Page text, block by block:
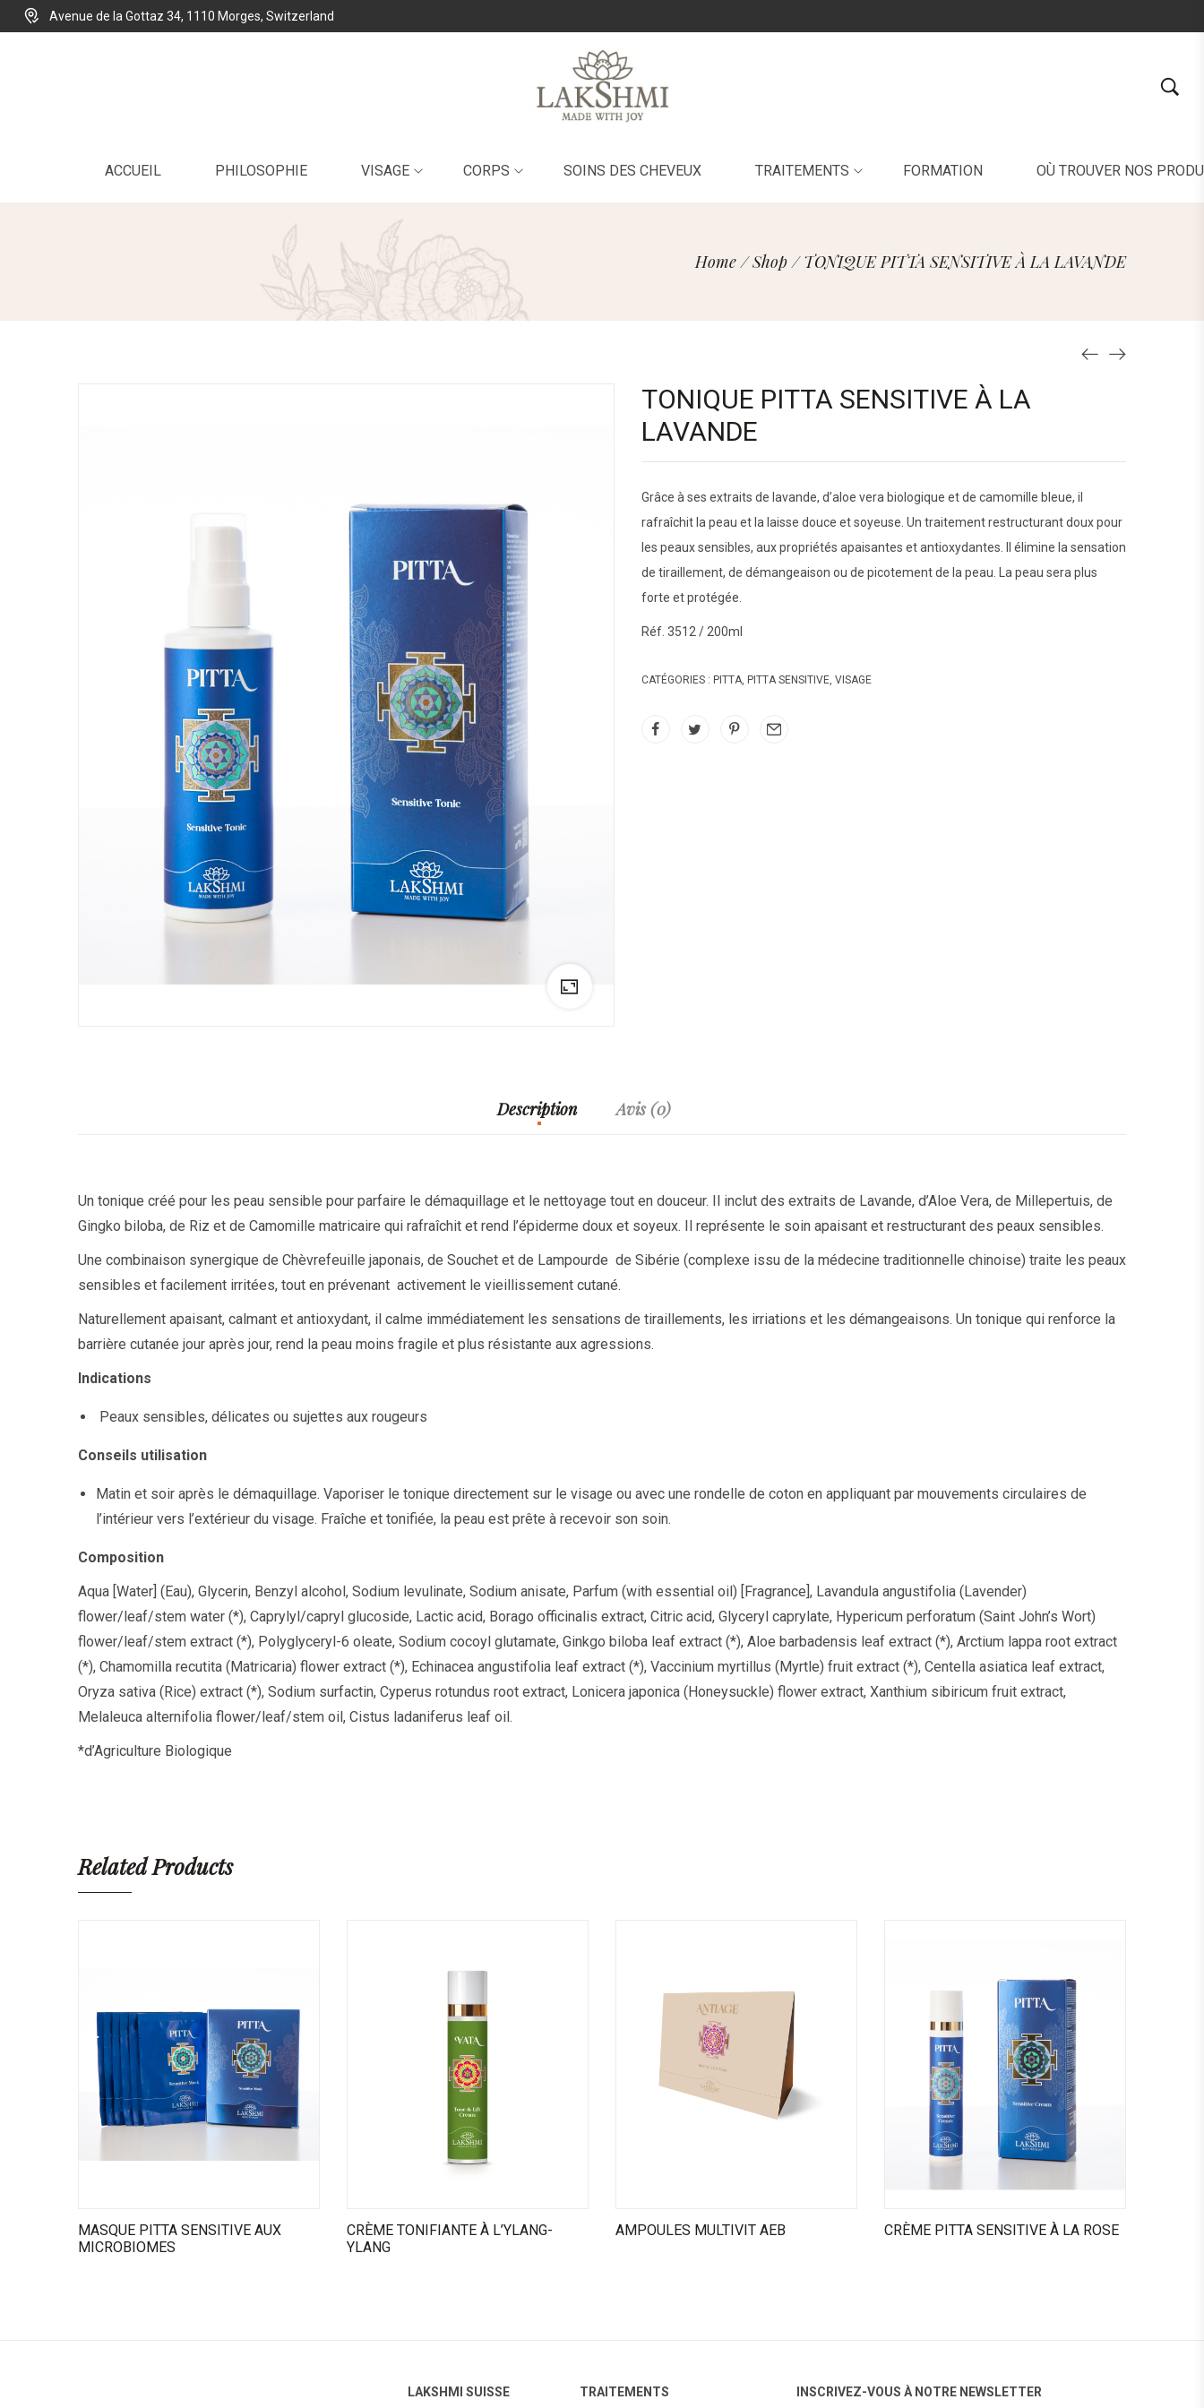
Avenue de la Gottaz 34, 1110 Morges, Switzerland
ACCUEIL PHILOSOPHIE VISAGE CORPS SOINS DES CHEVEUX TRAITEMENTS FORMATION OÙ TROUVER NOS
Home / Shop / TONIQUE PITTA SENSITIVE À LA LAVANDE
TONIQUE PITTA SENSITIVE À LA
LAVANDE
Grâce à ses extraits de lavande, d’aloe vera biologique et de camomille bleue, il
rafraîchit la peau et la laisse douce et soyeuse. Un traitement restructurant doux pour
les peaux sensibles, aux propriétés apaisantes et antioxydantes. Il élimine la sensation
de tiraillement, de démangeaison ou de picotement de la peau. La peau sera plus
forte et protégée.
Réf. 3512 / 200ml
CATÉGORIES : PITTA, PITTA SENSITIVE, VISAGE
Description Avis (0)
Un tonique créé pour les peau sensible pour parfaire le démaquillage et le nettoyage tout en douceur. Il inclut des extraits de Lavande, d’Aloe Vera, de Millepertuis, de
Gingko biloba, de Riz et de Camomille matricaire qui rafraîchit et rend l’épiderme doux et soyeux. Il représente le soin apaisant et restructurant des peaux sensibles.
Une combinaison synergique de Chèvrefeuille japonais, de Souchet et de Lampourde de Sibérie (complexe issu de la médecine traditionnelle chinoise) traite les peaux
sensibles et facilement irritées, tout en prévenant activement le vieillissement cutané.
Naturellement apaisant, calmant et antioxydant, il calme immédiatement les sensations de tiraillements, les irriations et les démangeaisons. Un tonique qui renforce la
barrière cutanée jour après jour, rend la peau moins fragile et plus résistante aux agressions.
Indications
Peaux sensibles, délicates ou sujettes aux rougeurs
Conseils utilisation
Matin et soir après le démaquillage. Vaporiser le tonique directement sur le visage ou avec une rondelle de coton en appliquant par mouvements circulaires de
l’intérieur vers l’extérieur du visage. Fraîche et tonifiée, la peau est prête à recevoir son soin.
Composition
Aqua [Water] (Eau), Glycerin, Benzyl alcohol, Sodium levulinate, Sodium anisate, Parfum (with essential oil) [Fragrance], Lavandula angustifolia (Lavender)
flower/leaf/stem water (*), Caprylyl/capryl glucoside, Lactic acid, Borago officinalis extract, Citric acid, Glyceryl caprylate, Hypericum perforatum (Saint John’s Wort)
flower/leaf/stem extract (*), Polyglyceryl-6 oleate, Sodium cocoyl glutamate, Ginkgo biloba leaf extract (*), Aloe barbadensis leaf extract (*), Arctium lappa root extract
(*), Chamomilla recutita (Matricaria) flower extract (*), Echinacea angustifolia leaf extract (*), Vaccinium myrtillus (Myrtle) fruit extract (*), Centella asiatica leaf extract,
Oryza sativa (Rice) extract (*), Sodium surfactin, Cyperus rotundus root extract, Lonicera japonica (Honeysuckle) flower extract, Xanthium sibiricum fruit extract,
Melaleuca alternifolia flower/leaf/stem oil, Cistus ladaniferus leaf oil.
*d’Agriculture Biologique
Related Products
MASQUE PITTA SENSITIVE AUX
MICROBIOMES
CRÈME TONIFIANTE À L’YLANG-
YLANG
AMPOULES MULTIVIT AEB CRÈME PITTA SENSITIVE À LA ROSE
LAKSHMI SUISSE TRAITEMENTS INSCRIVEZ-VOUS À NOTRE NEWSLETTER